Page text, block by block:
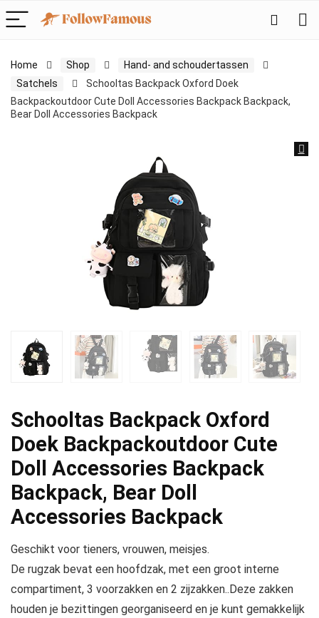
Home Shop
Hand- and schoudertassen
Satchels
Schooltas Backpack Oxford Doek
Backpackoutdoor Cute Doll Accessories Backpack Backpack,
Bear Doll Accessories Backpack
Schooltas Backpack Oxford
Doek Backpackoutdoor Cute
Doll Accessories Backpack
Backpack, Bear Doll
Accessories Backpack
Geschikt voor tieners, vrouwen, meisjes.
De rugzak bevat een hoofdzak, met een groot interne
compartiment, 3 voorzakken en 2 zijzakken..Deze zakken
houden je bezittingen georganiseerd en je kunt gemakkelijk